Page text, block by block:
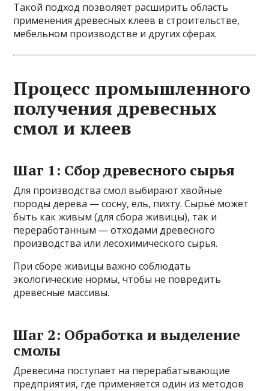
Такой подход позволяет расширить область
применения древесных клеев в строительстве,
мебельном производстве и других сферах.
Процесс промышленного
получения древесных
смол и клеев
Шаг 1: Сбор древесного сырья
Для производства смол выбирают хвойные
породы дерева — сосну, ель, пихту. Сырьё может
быть как живым (для сбора живицы), так и
переработанным — отходами древесного
производства или лесохимического сырья.
При сборе живицы важно соблюдать
экологические нормы, чтобы не повредить
древесные массивы.
Шаг 2: Обработка и выделение
смолы
Древесина поступает на перерабатывающие
предприятия, где применяется один из методов